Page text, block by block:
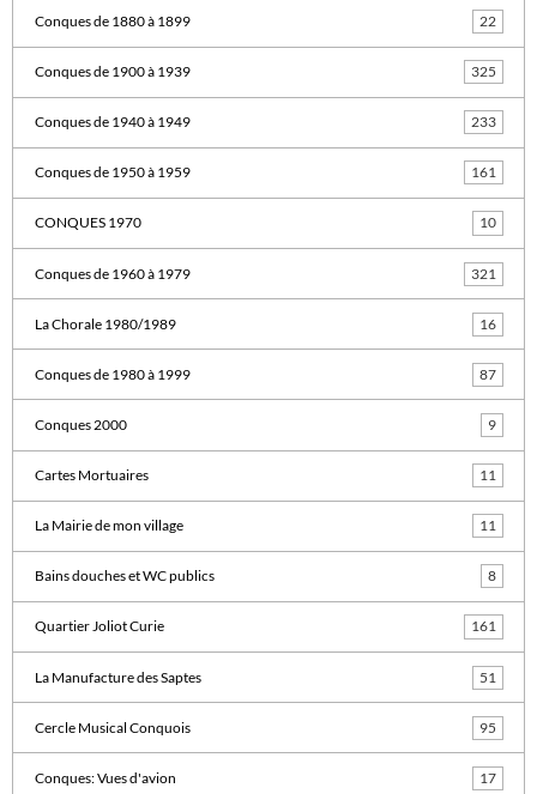
Conques de 1880 à 1899 22
Conques de 1900 à 1939 325
Conques de 1940 à 1949 233
Conques de 1950 à 1959 161
CONQUES 1970 10
Conques de 1960 à 1979 321
La Chorale 1980/1989 16
Conques de 1980 à 1999 87
Conques 2000 9
Cartes Mortuaires 11
La Mairie de mon village 11
Bains douches et WC publics 8
Quartier Joliot Curie 161
La Manufacture des Saptes 51
Cercle Musical Conquois 95
Conques: Vues d'avion 17